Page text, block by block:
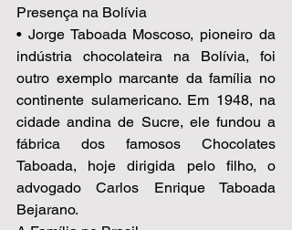
Presença na Bolívia
• Jorge Taboada Moscoso, pioneiro da
indústria chocolateira na Bolívia, foi
outro exemplo marcante da família no
continente sulamericano. Em 1948, na
cidade andina de Sucre, ele fundou a
fábrica dos famosos Chocolates
Taboada, hoje dirigida pelo filho, o
advogado Carlos Enrique Taboada
Bejarano.